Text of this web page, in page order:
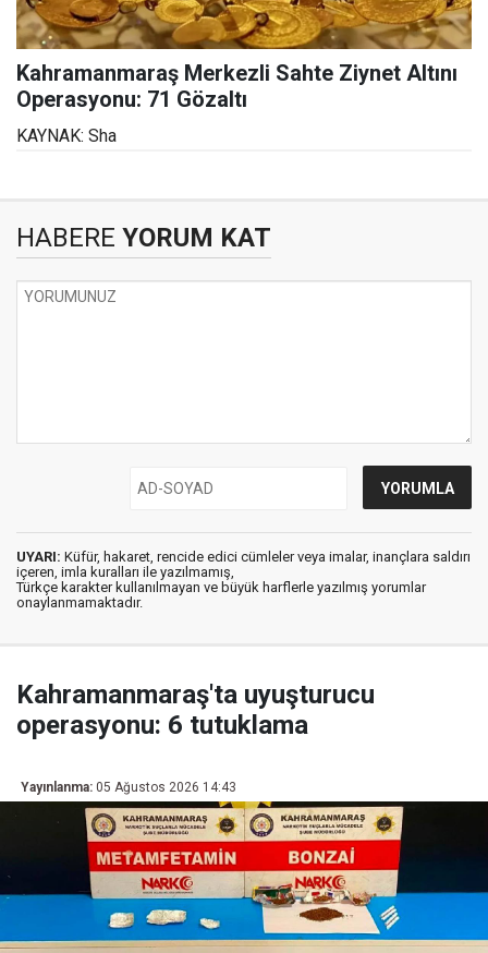
Kahramanmaraş Merkezli Sahte Ziynet Altını
Operasyonu: 71 Gözaltı
KAYNAK: Sha
HABERE YORUM KAT
UYARI: Küfür, hakaret, rencide edici cümleler veya imalar, inançlara saldırı
içeren, imla kuralları ile yazılmamış,
Türkçe karakter kullanılmayan ve büyük harflerle yazılmış yorumlar
onaylanmamaktadır.
Kahramanmaraş'ta uyuşturucu
operasyonu: 6 tutuklama
Yayınlanma: 05 Ağustos 2026 14:43